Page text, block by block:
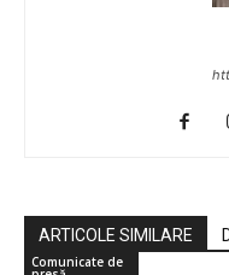
ARTICOLE SIMILARE
Comunicate de